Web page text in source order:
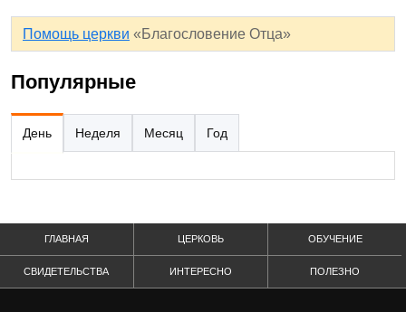
Помощь церкви «Благословение Отца»
Популярные
День Неделя Месяц Год
ГЛАВНАЯ ЦЕРКОВЬ ОБУЧЕНИЕ
СВИДЕТЕЛЬСТВА ИНТЕРЕСНО ПОЛЕЗНО